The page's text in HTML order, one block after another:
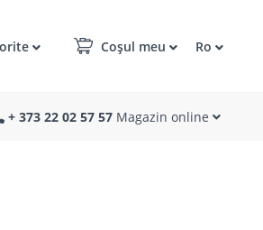
Coșul meu Ro
+ 373 22 02 57 57 Magazin online